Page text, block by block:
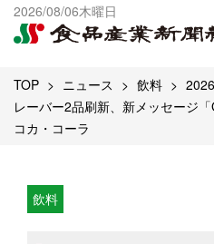
2026/08/06木曜日
出版物一覧へ
試読・購読申し込み
TOP ニュース 飲料 2026
レーバー2品刷新、新メッセージ
コカ・コーラ
飲料